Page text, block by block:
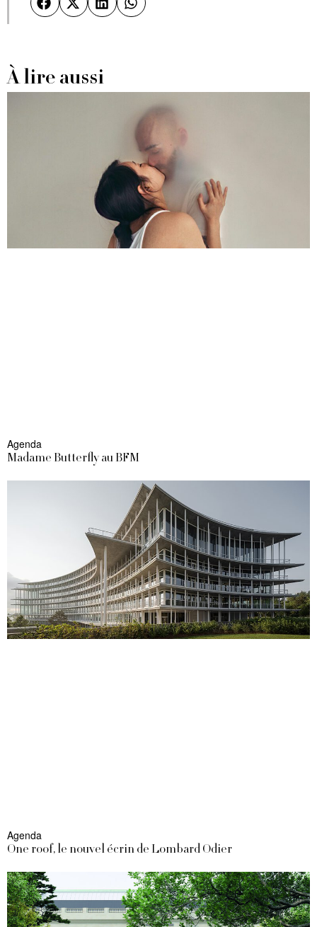
À lire aussi
Agenda
Madame Butterfly au BFM
Agenda
One roof, le nouvel écrin de Lombard Odier